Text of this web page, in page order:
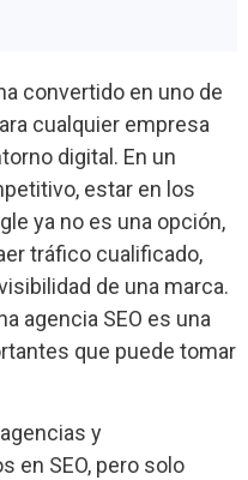
convertido en uno de
cualquier empresa
digital. En un
estar en los
ya no es una opción,
tráfico cualificado,
de una marca.
agencia SEO es una
que puede tomar
y
en SEO, pero solo